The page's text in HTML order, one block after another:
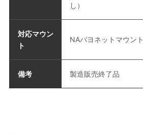
し）
対応マウン
ト
NAバヨネットマウント
備考 製造販売終了品